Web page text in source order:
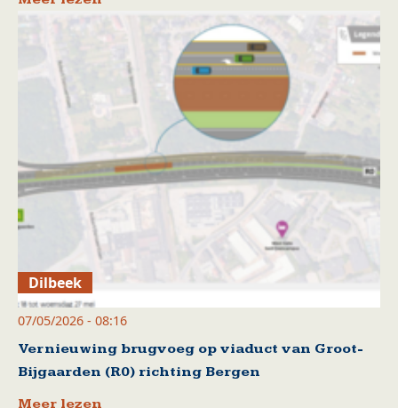
Dilbeek
07/05/2026 - 08:16
Vernieuwing brugvoeg op viaduct van Groot-
Bijgaarden (R0) richting Bergen
Meer lezen